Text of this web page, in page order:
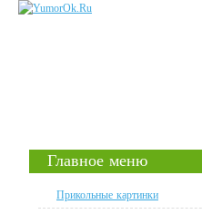
Главное меню
Прикольные картинки